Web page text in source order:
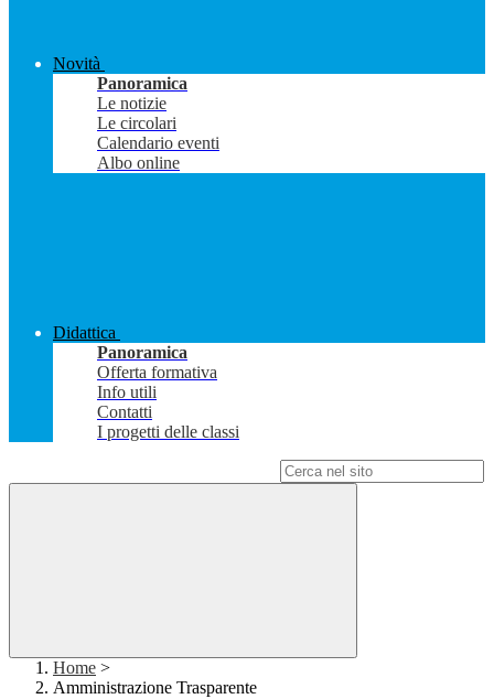
Novità
Panoramica
Le notizie
Le circolari
Calendario eventi
Albo online
Didattica
Panoramica
Offerta formativa
Info utili
Contatti
I progetti delle classi
Home >
Amministrazione Trasparente